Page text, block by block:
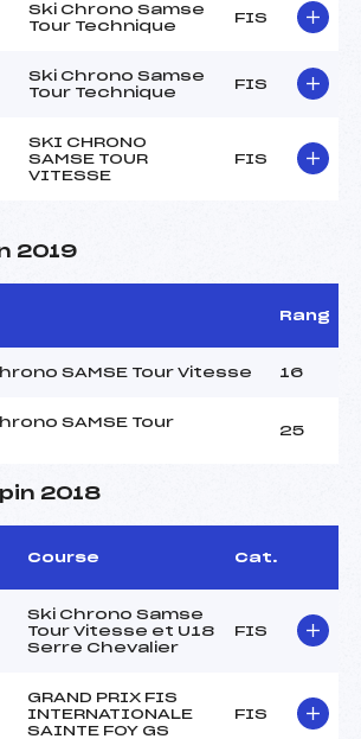
Ski Chrono Samse
Tour Technique
FIS
Ski Chrono Samse
Tour Technique
FIS
SKI CHRONO
SAMSE TOUR
VITESSE
FIS
2019
Rang
SAMSE Tour Vitesse 16
SAMSE Tour
25
2018
Course Cat.
Ski Chrono Samse
Tour Vitesse et U18
Serre Chevalier
FIS
GRAND PRIX FIS
INTERNATIONALE
SAINTE FOY GS
FIS